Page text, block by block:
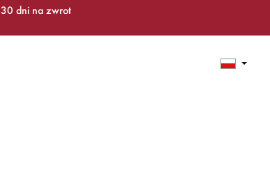
30 dni na zwrot